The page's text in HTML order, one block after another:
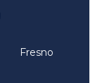
Fresno